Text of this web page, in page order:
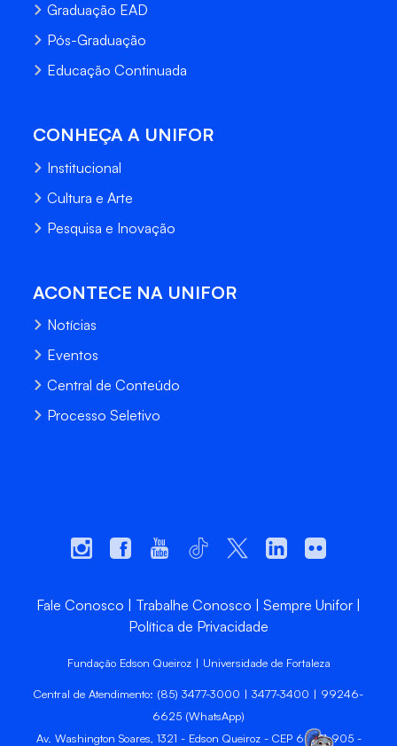
Graduação EAD
Pós-Graduação
Educação Continuada
CONHEÇA A UNIFOR
Institucional
Cultura e Arte
Pesquisa e Inovação
ACONTECE NA UNIFOR
Notícias
Eventos
Central de Conteúdo
Processo Seletivo
Fale Conosco Trabalhe Conosco
Sempre Unifor
Política de Privacidade
Fundação Edson Queiroz | Universidade de Fortaleza
Central de Atendimento: (85) 3477-3000 | 3477-3400 | 99246-
6625 (WhatsApp)
Av. Washington Soares, 1321 - Edson Queiroz - CEP 60811-905 -